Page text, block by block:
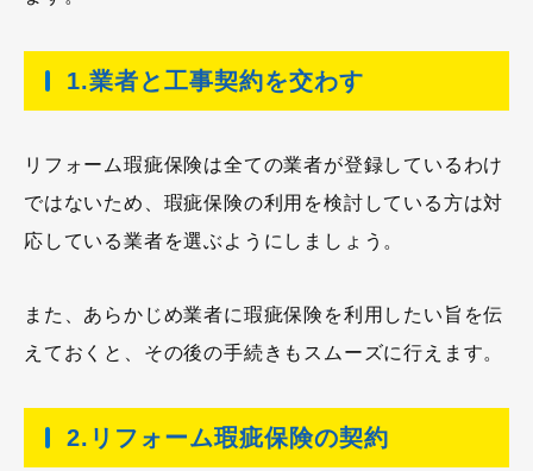
1.業者と工事契約を交わす
リフォーム瑕疵保険は全ての業者が登録しているわけ
ではないため、瑕疵保険の利用を検討している方は対
応している業者を選ぶようにしましょう。
また、あらかじめ業者に瑕疵保険を利用したい旨を伝
えておくと、その後の手続きもスムーズに行えます。
2.リフォーム瑕疵保険の契約